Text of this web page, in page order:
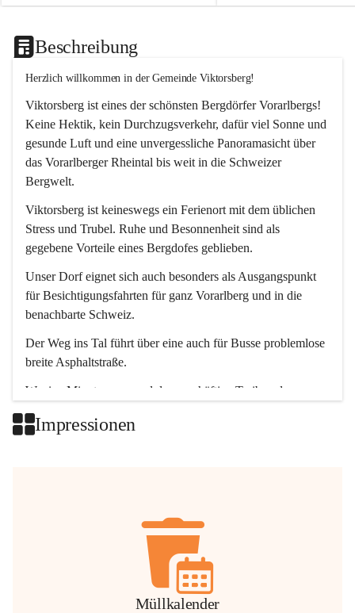
Beschreibung
Herzlich willkommen in der Gemeinde Viktorsberg!
Viktorsberg ist eines der schönsten Bergdörfer Vorarlbergs!
Keine Hektik, kein Durchzugsverkehr, dafür viel Sonne und
gesunde Luft und eine unvergessliche Panoramasicht über
das Vorarlberger Rheintal bis weit in die Schweizer
Bergwelt.
Viktorsberg ist keineswegs ein Ferienort mit dem üblichen
Stress und Trubel. Ruhe und Besonnenheit sind als
gegebene Vorteile eines Bergdofes geblieben.
Unser Dorf eignet sich auch besonders als Ausgangspunkt
für Besichtigungsfahrten für ganz Vorarlberg und in die
benachbarte Schweiz.
Der Weg ins Tal führt über eine auch für Busse problemlose
breite Asphaltstraße.
Wenige Minuten nur, und das geschäftige Treiben der
Impressionen
Müllkalender